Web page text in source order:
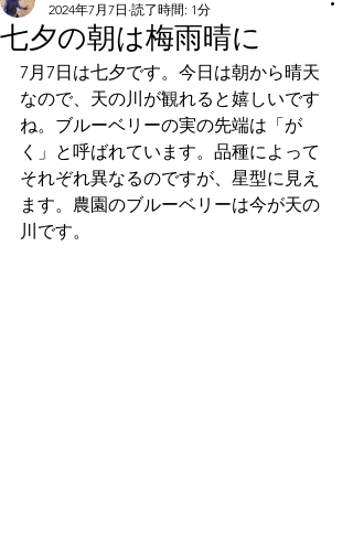
七夕の朝は梅雨晴に
2024年7月7日 読了時間: 1分
7月7日は七夕です。今日は朝から晴天
なので、天の川が観れると嬉しいです
ね。ブルーベリーの実の先端は「が
く」と呼ばれています。品種によって
それぞれ異なるのですが、星型に見え
ます。農園のブルーベリーは今が天の
川です。